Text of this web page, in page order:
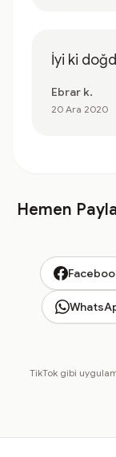
İyi ki
Ebrar k.
20 Ara 2020
Hemen
TikTok gibi